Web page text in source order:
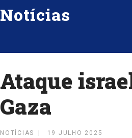
Notícias
Ataque
Gaza
NOTÍCIAS 19 JULHO 2025